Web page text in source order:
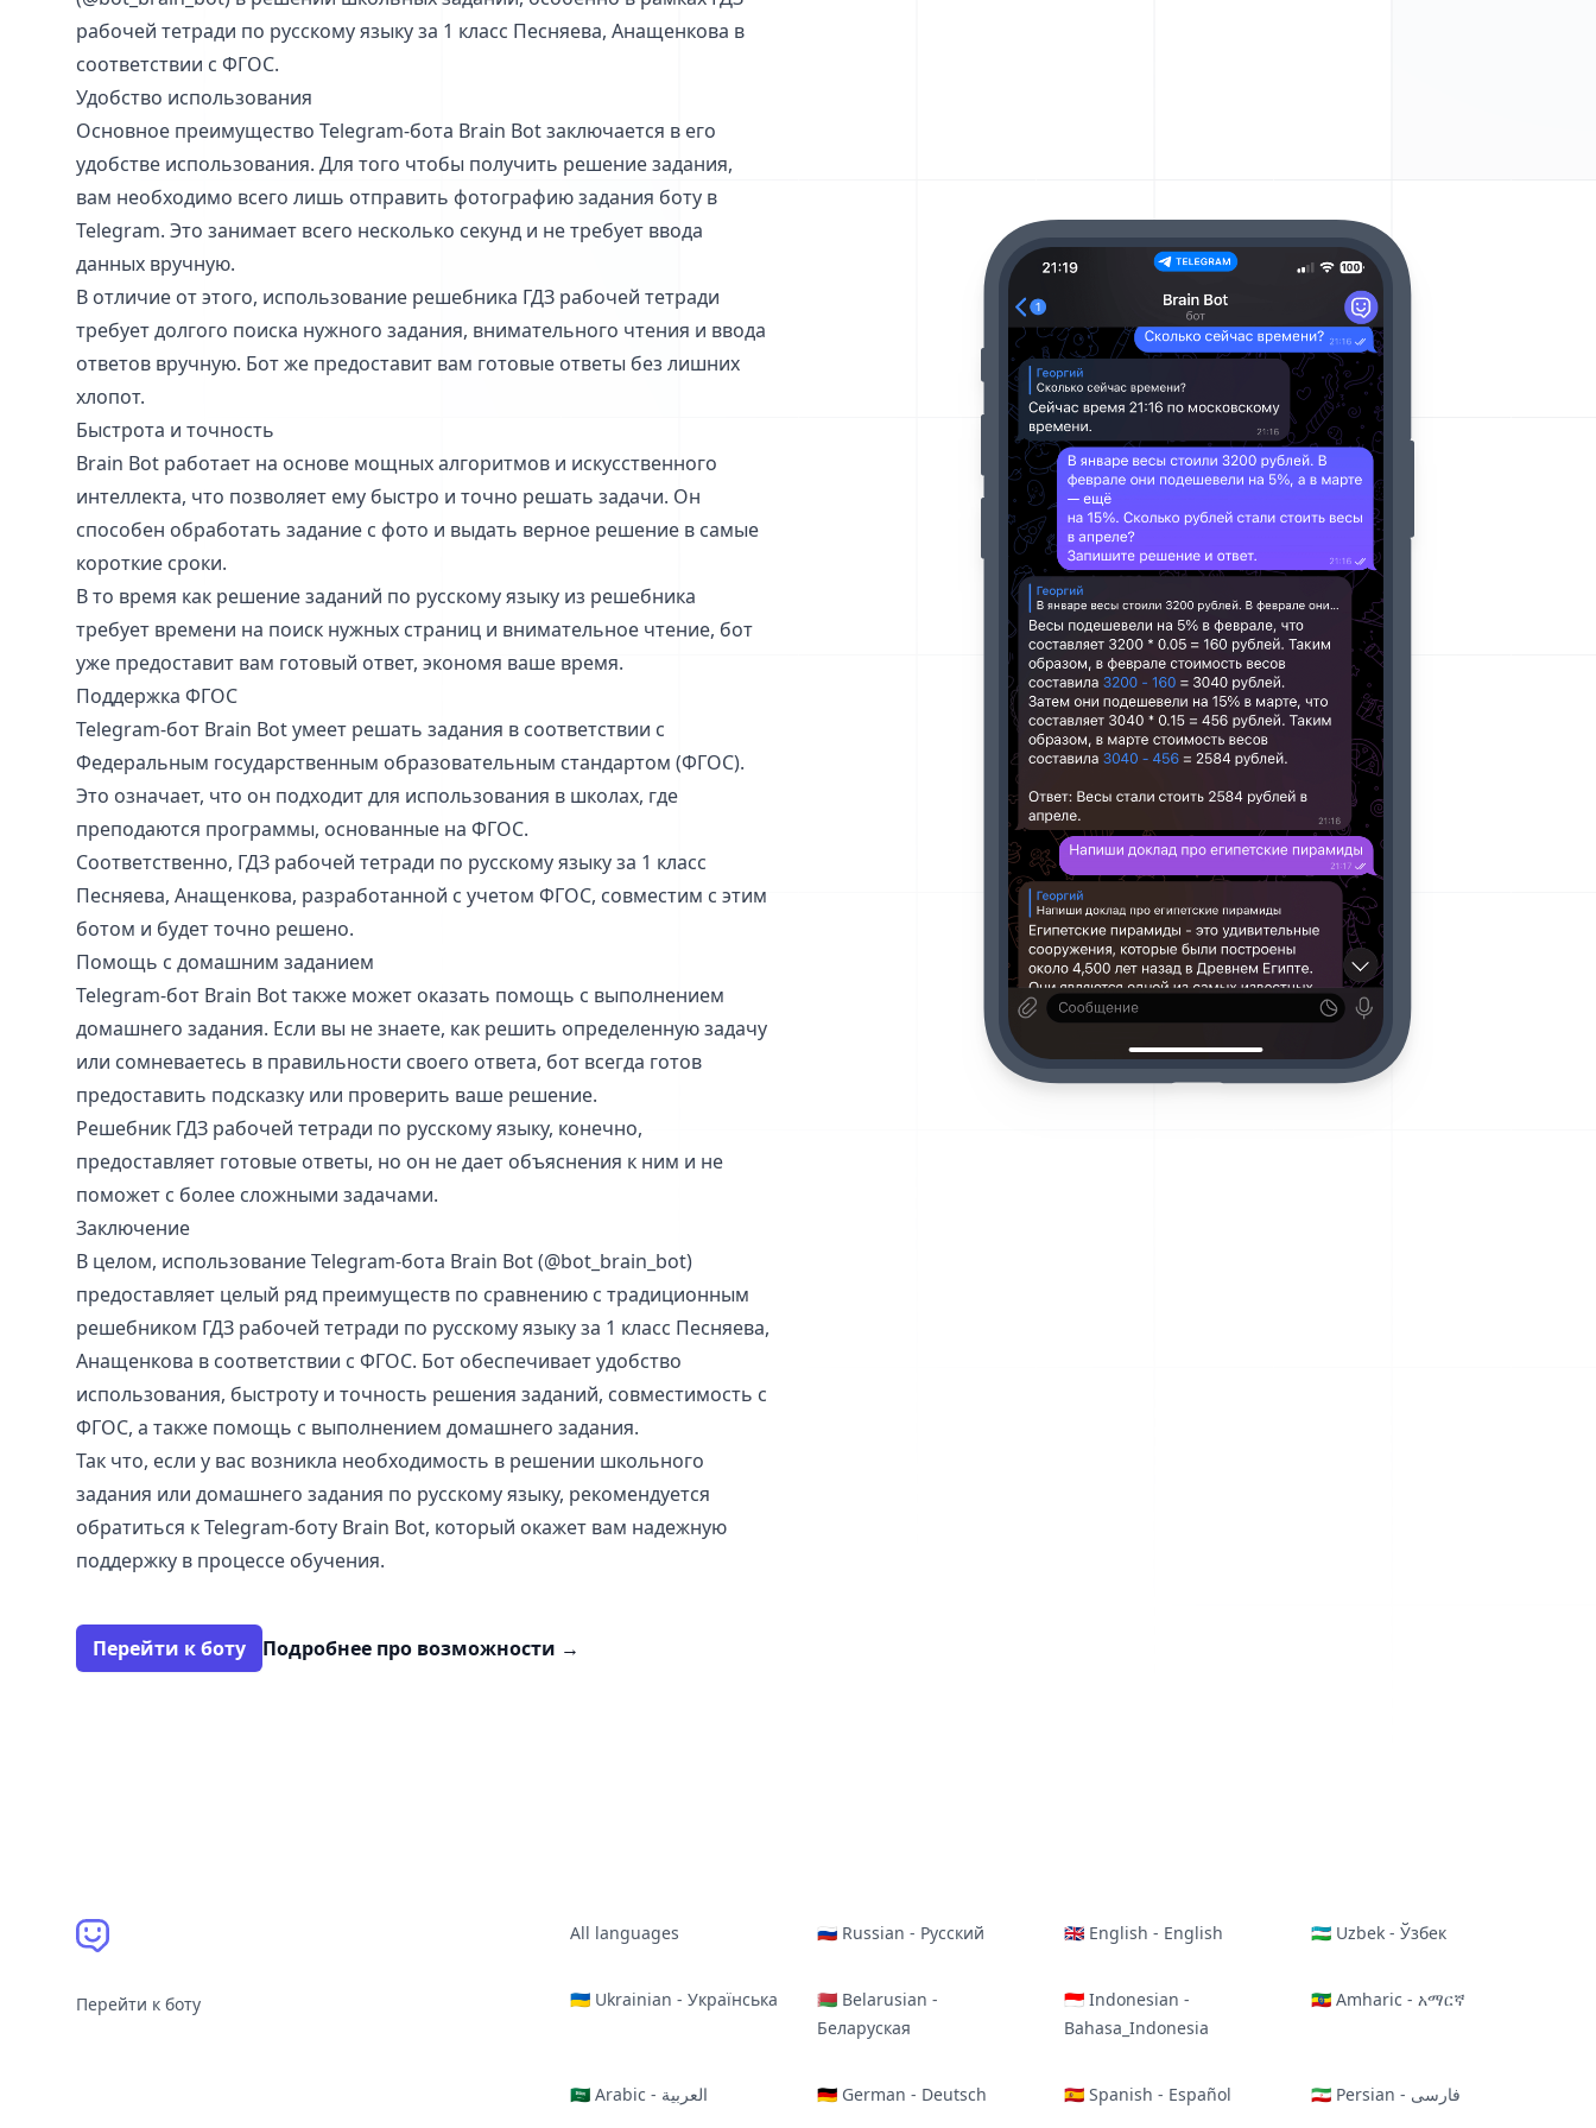
рабочей тетради по русскому языку за 1 класс Песняева, Анащенкова в
соответствии с ФГОС.
Удобство использования
Основное преимущество Telegram-бота Brain Bot заключается в его
удобстве использования. Для того чтобы получить решение задания,
вам необходимо всего лишь отправить фотографию задания боту в
Telegram. Это занимает всего несколько секунд и не требует ввода
данных вручную.
В отличие от этого, использование решебника ГДЗ рабочей тетради
требует долгого поиска нужного задания, внимательного чтения и ввода
ответов вручную. Бот же предоставит вам готовые ответы без лишних
хлопот.
Быстрота и точность
Brain Bot работает на основе мощных алгоритмов и искусственного
интеллекта, что позволяет ему быстро и точно решать задачи. Он
способен обработать задание с фото и выдать верное решение в самые
короткие сроки.
В то время как решение заданий по русскому языку из решебника
требует времени на поиск нужных страниц и внимательное чтение, бот
уже предоставит вам готовый ответ, экономя ваше время.
Поддержка ФГОС
Telegram-бот Brain Bot умеет решать задания в соответствии с
Федеральным государственным образовательным стандартом (ФГОС).
Это означает, что он подходит для использования в школах, где
преподаются программы, основанные на ФГОС.
Соответственно, ГДЗ рабочей тетради по русскому языку за 1 класс
Песняева, Анащенкова, разработанной с учетом ФГОС, совместим с этим
ботом и будет точно решено.
Помощь с домашним заданием
Telegram-бот Brain Bot также может оказать помощь с выполнением
домашнего задания. Если вы не знаете, как решить определенную задачу
или сомневаетесь в правильности своего ответа, бот всегда готов
предоставить подсказку или проверить ваше решение.
Решебник ГДЗ рабочей тетради по русскому языку, конечно,
предоставляет готовые ответы, но он не дает объяснения к ним и не
поможет с более сложными задачами.
Заключение
В целом, использование Telegram-бота Brain Bot (@bot_brain_bot)
предоставляет целый ряд преимуществ по сравнению с традиционным
решебником ГДЗ рабочей тетради по русскому языку за 1 класс Песняева,
Анащенкова в соответствии с ФГОС. Бот обеспечивает удобство
использования, быстроту и точность решения заданий, совместимость с
ФГОС, а также помощь с выполнением домашнего задания.
Так что, если у вас возникла необходимость в решении школьного
задания или домашнего задания по русскому языку, рекомендуется
обратиться к Telegram-боту Brain Bot, который окажет вам надежную
поддержку в процессе обучения.
Перейти к боту Подробнее про возможности →
Перейти к боту
All languages 🇷🇺 Russian - Русский 🇬🇧 English - English 🇺🇿 Uzbek - Ўзбек
🇺🇦 Ukrainian - Українська
🇧🇾 Belarusian -
Беларуская
🇮🇩 Indonesian -
Bahasa_Indonesia
🇪🇹 Amharic - አማርኛ
🇸🇦 Arabic - العربية 🇩🇪 German - Deutsch 🇪🇸 Spanish - Español 🇮🇷 Persian - فارسی